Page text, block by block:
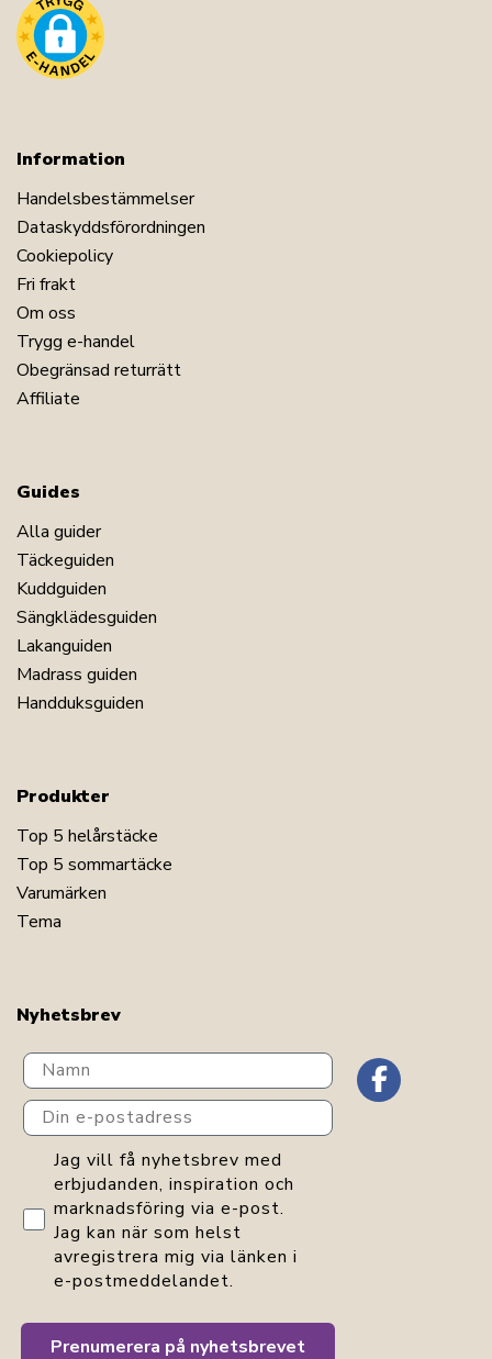
Information
Handelsbestämmelser
Dataskyddsförordningen
Cookiepolicy
Fri frakt
Om oss
Trygg e-handel
Obegränsad returrätt
Affiliate
Guides
Alla guider
Täckeguiden
Kuddguiden
Sängklädesguiden
Lakanguiden
Madrass guiden
Handduksguiden
Produkter
Top 5 helårstäcke
Top 5 sommartäcke
Varumärken
Tema
Nyhetsbrev
Navn
Din e-postadress
GDPR consent
Jag vill få nyhetsbrev med
erbjudanden, inspiration och
marknadsföring via e-post.
Jag kan när som helst
avregistrera mig via länken i
e-postmeddelandet.
Prenumerera på nyhetsbrevet